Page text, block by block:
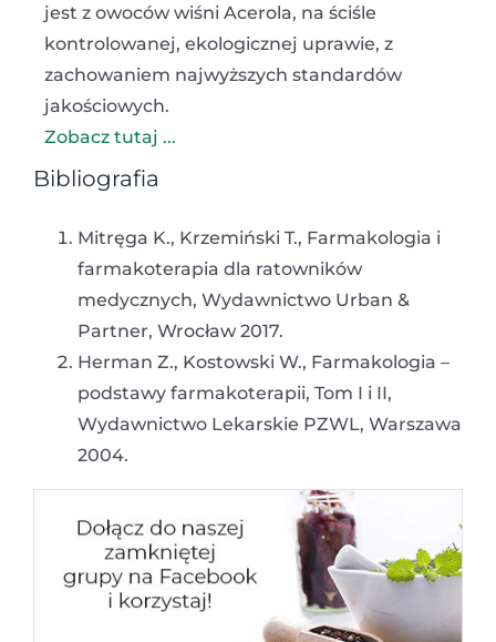
jest z owoców wiśni Acerola, na ściśle
kontrolowanej, ekologicznej uprawie, z
zachowaniem najwyższych standardów
jakościowych.
Zobacz tutaj ...
Bibliografia
Mitręga K., Krzemiński T., Farmakologia i
farmakoterapia dla ratowników
medycznych, Wydawnictwo Urban &
Partner, Wrocław 2017.
Herman Z., Kostowski W., Farmakologia –
podstawy farmakoterapii, Tom I i II,
Wydawnictwo Lekarskie PZWL, Warszawa
2004.